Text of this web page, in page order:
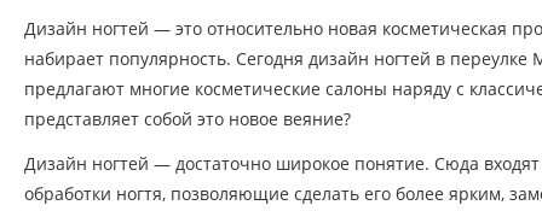
Дизайн ногтей — это относительно новая косметическая
набирает популярность. Сегодня дизайн ногтей в
предлагают многие косметические салоны наряду с
представляет собой это новое веяние?
Дизайн ногтей — достаточно широкое понятие. Сюда
обработки ногтя, позволяющие сделать его более ярким,